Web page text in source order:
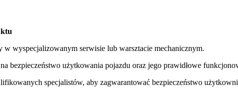
wyspecjalizowanym serwisie lub warsztacie mechanicznym.
bezpieczeństwo użytkowania pojazdu oraz jego prawidłowe
specjalistów, aby zagwarantować bezpieczeństwo